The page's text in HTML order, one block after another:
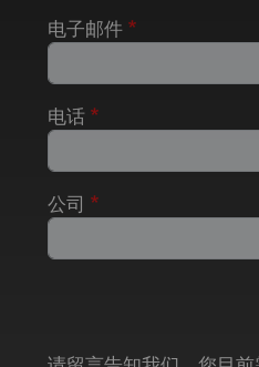
电子邮件
电话
公司